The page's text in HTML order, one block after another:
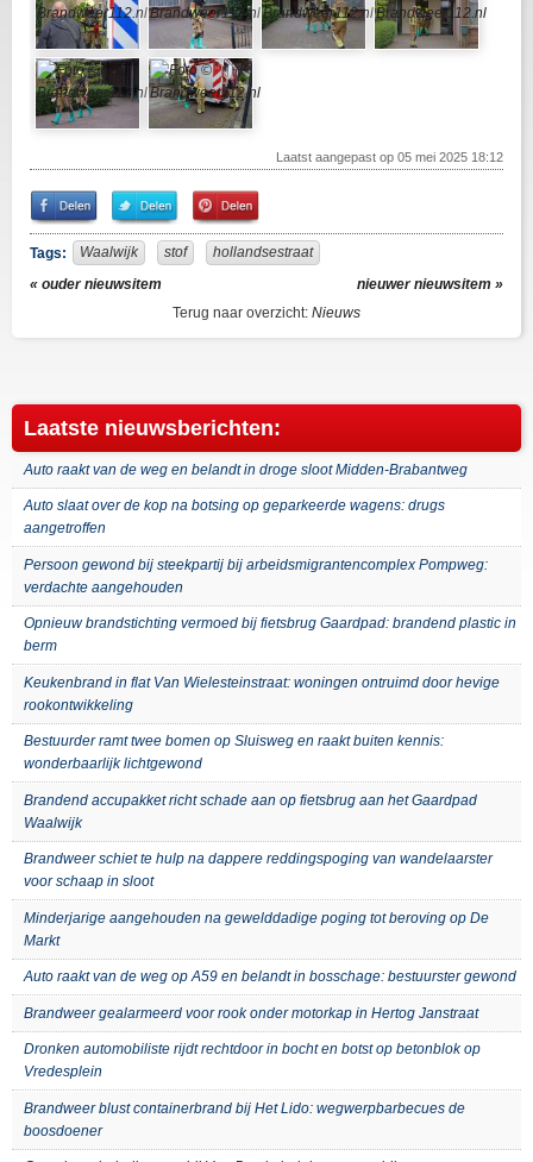
Laatst aangepast op 05 mei 2025 18:12
Share
on
Facebook
Share
on
Twitter
Pin
It!
Tags: Waalwijk stof
hollandsestraat
« ouder nieuwsitem
nieuwer nieuwsitem »
Terug naar overzicht: Nieuws
Laatste nieuwsberichten:
Auto raakt van de weg en belandt in droge sloot Midden-Brabantweg
Auto slaat over de kop na botsing op geparkeerde wagens: drugs
aangetroffen
Persoon gewond bij steekpartij bij arbeidsmigrantencomplex Pompweg:
verdachte aangehouden
Opnieuw brandstichting vermoed bij fietsbrug Gaardpad: brandend plastic in
berm
Keukenbrand in flat Van Wielesteinstraat: woningen ontruimd door hevige
rookontwikkeling
Bestuurder ramt twee bomen op Sluisweg en raakt buiten kennis:
wonderbaarlijk lichtgewond
Brandend accupakket richt schade aan op fietsbrug aan het Gaardpad
Waalwijk
Brandweer schiet te hulp na dappere reddingspoging van wandelaarster
voor schaap in sloot
Minderjarige aangehouden na gewelddadige poging tot beroving op De
Markt
Auto raakt van de weg op A59 en belandt in bosschage: bestuurster gewond
Brandweer gealarmeerd voor rook onder motorkap in Hertog Janstraat
Dronken automobiliste rijdt rechtdoor in bocht en botst op betonblok op
Vredesplein
Brandweer blust containerbrand bij Het Lido: wegwerpbarbecues de
boosdoener